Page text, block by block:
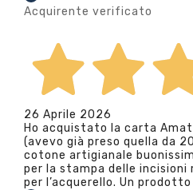
Acquirente verificato
26 Aprile 2026
Ho acquistato la carta
(avevo già preso quella da
cotone artigianale
per la stampa delle
per l’acquerello. Un